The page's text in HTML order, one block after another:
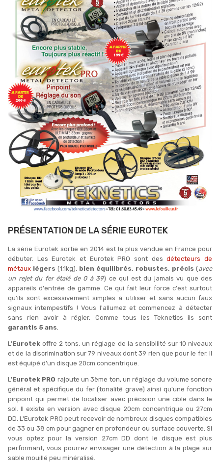
PRÉSENTATION DE LA SÉRIE EUROTEK
La série Eurotek sortie en 2014 est la plus vendue en France pour
débuter. Les Eurotek et Eurotek PRO sont desdétecteurs de
métaux légers (1.1kg), bien équilibrés, robustes, précis (avec
un rejet du fer étalé de 0 à 39) ce qui est du jamais vu que des
appareils d'entrée de gamme. Ce qui fait leur force c'est surtout
qu'ils sont excessivement simples à utiliser et sans aucun faux
signaux intempestifs ! Vous l'allumez et commencez à détecter
sans rien avoir à régler. Comme tous les Teknetics ils sont
garantis 5 ans
L'Eurotek offre 2 tons, un réglage de la sensibilité sur 10 niveaux
et de la discrimination sur 79 niveaux dont 39 rien que pour le fer. Il
est équipé d'un disque 20cm concentrique.
L'Eurotek PRO rajoute un 3ème ton, un réglage du volume sonore
général et spécifique du fer (tonalité grave) ainsi qu'une fonction
pinpoint qui permet de localiser avec précision une cible dans le
sol. Il existe en version avec disque 20cm concentrique ou 27cm
DD. L'Eurotek PRO peut recevoir de nombreux disques compatibles
de 33 ou 38 cm pour gagner en profondeur ou surface couverte. Si
vous optez pour la version 27cm DD dont le disque est plus
performant, vous pourrez envisager une détection à la plage sur
sable mouillé peu minéralisé.